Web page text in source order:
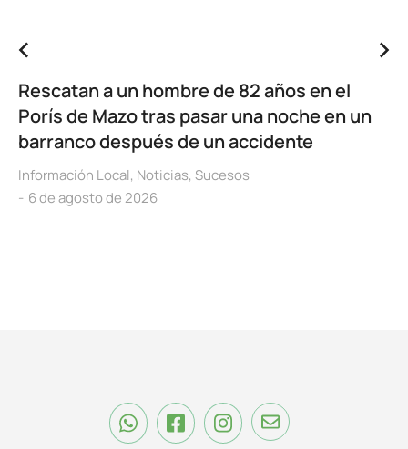
Rescatan a un hombre de 82 años en el
Porís de Mazo tras pasar una noche en un
barranco después de un accidente
Información Local, Noticias, Sucesos
6 de agosto de 2026